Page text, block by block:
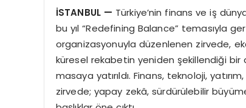
İSTANBUL — Türkiye’nin finans ve iş
bu yıl “Redefining Balance” temasıyla
organizasyonuyla düzenlenen zirvede,
küresel rekabetin yeniden şekillendiği bir
masaya yatırıldı. Finans, teknoloji,
zirvede; yapay zekâ, sürdürülebilir